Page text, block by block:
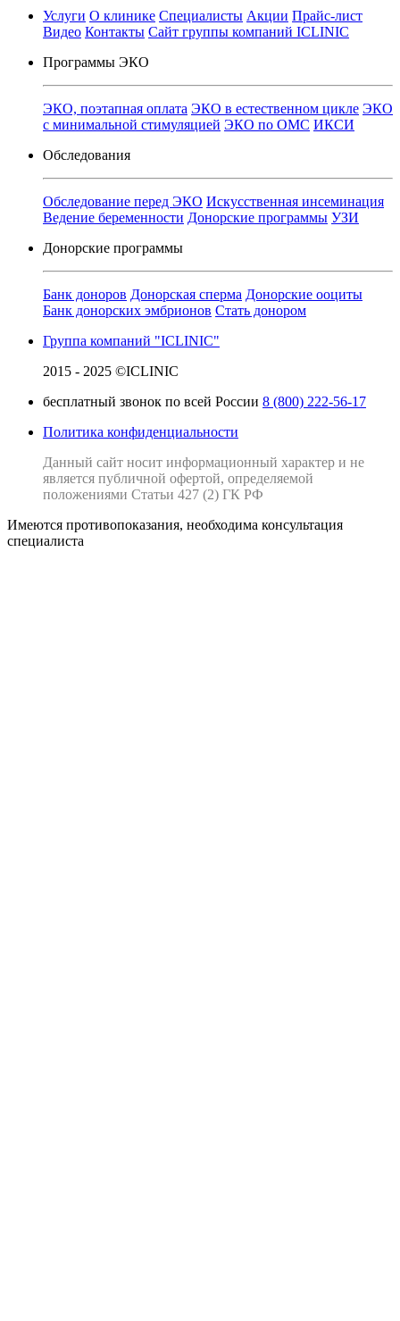
Услуги О клинике Специалисты Акции Прайс-лист
Видео Контакты Сайт группы компаний ICLINIC
Программы ЭКО
ЭКО, поэтапная оплата ЭКО в естественном цикле ЭКО
с минимальной стимуляцией ЭКО по ОМС ИКСИ
Обследования
Обследование перед ЭКО Искусственная инсеминация
Ведение беременности Донорские программы УЗИ
Донорские программы
Банк доноров Донорская сперма Донорские ооциты
Банк донорских эмбрионов Стать донором
Группа компаний "ICLINIC"
2015 - 2025 ©ICLINIC
бесплатный звонок по всей России 8 (800) 222-56-17
Политика конфиденциальности
Данный сайт носит информационный характер и не
является публичной офертой, определяемой
положениями Статьи 427 (2) ГК РФ
Имеются противопоказания, необходима консультация
специалиста